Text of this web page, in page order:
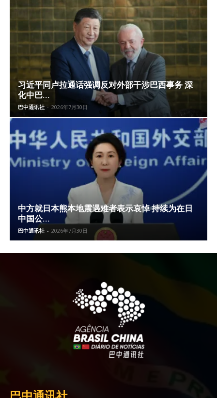
习近平同卢拉通话强调反对外部干涉巴西事务 深
化中巴...
巴中通讯社 - 2026年7月30日
中方就日本熊本地震遇难者表示哀悼 持续为在日
中国公...
巴中通讯社 - 2026年7月30日